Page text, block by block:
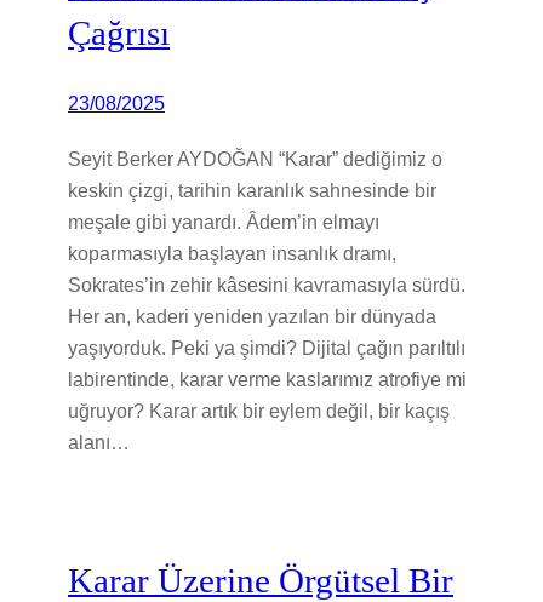
Çağrısı
23/08/2025
Seyit Berker AYDOĞAN “Karar” dediğimiz o
keskin çizgi, tarihin karanlık sahnesinde bir
meşale gibi yanardı. Âdem’in elmayı
koparmasıyla başlayan insanlık dramı,
Sokrates’in zehir kâsesini kavramasıyla sürdü.
Her an, kaderi yeniden yazılan bir dünyada
yaşıyorduk. Peki ya şimdi? Dijital çağın parıltılı
labirentinde, karar verme kaslarımız atrofiye mi
uğruyor? Karar artık bir eylem değil, bir kaçış
alanı…
Karar Üzerine Örgütsel Bir